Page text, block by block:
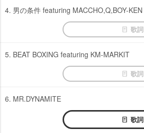
4. 男の条件 featuring MACCHO,Q,BOY-KEN
歌詞
5. BEAT BOXING featuring KM-MARKIT
歌詞
6. MR.DYNAMITE
歌詞